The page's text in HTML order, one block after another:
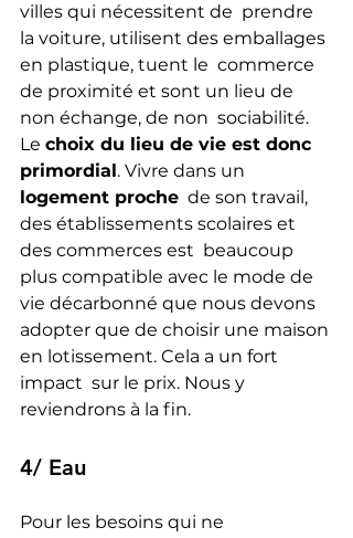
villes qui nécessitent de  prendre
la voiture, utilisent des emballages
en plastique, tuent le  commerce
de proximité et sont un lieu de
non échange, de non  sociabilité.
Le choix du lieu de vie est donc
primordial. Vivre dans un
logement proche
  de son travail,
des établissements scolaires et
des commerces est  beaucoup
plus compatible avec le mode de
vie décarbonné que nous devons
adopter que de choisir une maison
en lotissement. Cela a un fort
impact  sur le prix. Nous y
reviendrons à la fin.
4/ Eau
Pour les besoins qui ne